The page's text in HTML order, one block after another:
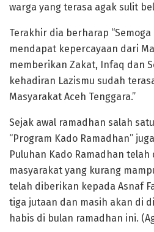
warga yang terasa agak sulit
Terakhir dia berharap
mendapat kepercayaan dari
memberikan Zakat, Infaq dan
kehadiran Lazismu sudah
Masyarakat Aceh Tenggara.”
Sejak awal ramadhan salah
“Program Kado Ramadhan”
Puluhan Kado Ramadhan
masyarakat yang kurang
telah diberikan kepada Asnaf
tiga jutaan dan masih akan di
habis di bulan ramadhan ini.